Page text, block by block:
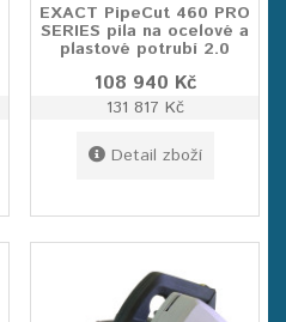
EXACT PipeCut 460 PRO
SERIES pila na ocelové a
plastové potrubí 2.0
108 940 Kč
131 817 Kč
Detail zboží